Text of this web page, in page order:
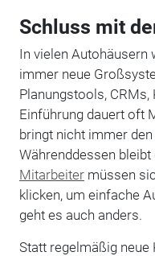
Schluss mit
In vielen Autohäusern
immer neue
Planungstools,
Einführung dauert oft
bringt nicht immer
Währenddessen
Mitarbeitermüssen
klicken, um einfache
geht es auch anders.
Statt regelmäßig neue